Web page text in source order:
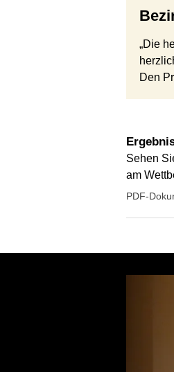
„Die
Den
Sehen
am
PDF-